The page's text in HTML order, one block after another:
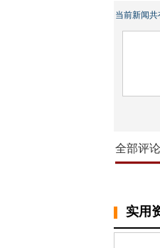
当前新闻共
全部评论
实用